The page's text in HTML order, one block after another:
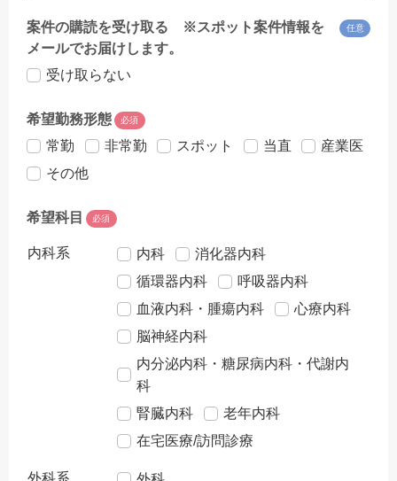
案件の購読を受け取る ※スポット案件情報を
メールでお届けします。
任意
受け取らない
希望勤務形態 必須
常勤 非常勤 スポット 当直
産業医
その他
希望科目 必須
内科系 内科
消化器内科
循環器内科
呼吸器内科
血液内科・腫瘍内科
心療内科
脳神経内科
内分泌内科・糖尿病内科・代謝内
科
腎臓内科
老年内科
在宅医療/訪問診療
外科系